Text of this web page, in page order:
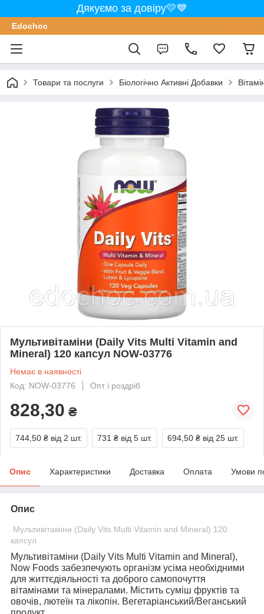
Дякуємо за довіру💛💙
Edochoс
Товари та послуги Біологічно Активні Добавки
Мультивітаміни (Daily Vits Multi Vitamin and
Mineral) 120 капсул NOW-03776
Немає в наявності
Код: NOW-03776
Опт і роздріб
828,30 ₴
744,50 ₴ від 2 шт. 731 ₴ від 5 шт. 694,50 ₴ від 25 шт.
Опис Характеристики Доставка Оплата Умови
Опис
Мультивітаміни (Daily Vits Multi Vitamin and Mineral) 120
капсул
Мультивітаміни (Daily Vits Multi Vitamin and Mineral),
Now Foods забезпечують організм усіма необхідними
для життєдіяльності та доброго самопочуття
вітамінами та мінералами. Містить суміш фруктів та
овочів, лютеїн та лікопін. Вегетаріанський/Веганський